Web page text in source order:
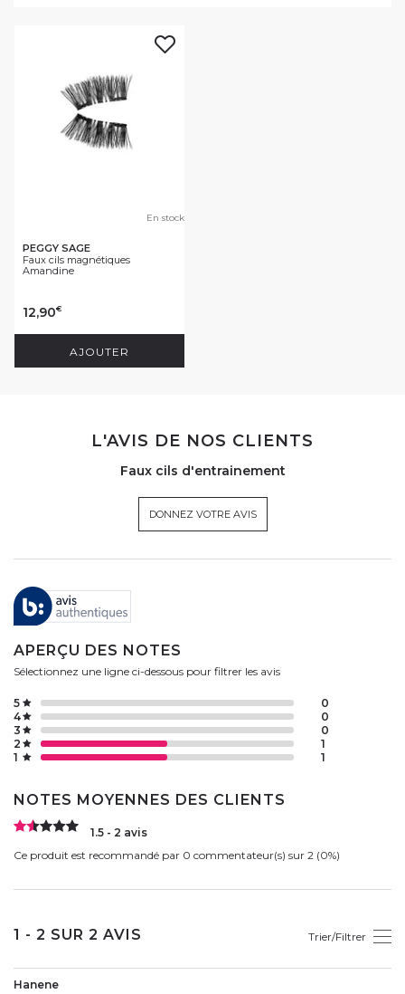
En stock
PEGGY SAGE
Faux cils magnétiques
Amandine
12,90€
AJOUTER
L'AVIS DE NOS CLIENTS
Faux cils d'entrainement
DONNEZ VOTRE AVIS
APERÇU DES NOTES
Sélectionnez une ligne ci-dessous pour filtrer les avis
1 1
2 1
3 0
4 0
5 0
NOTES MOYENNES DES CLIENTS
1.5 - 2 avis
Ce produit est recommandé par 0 commentateur(s) sur 2 (0%)
1 - 2 SUR 2 AVIS Trier/Filtrer
Hanene